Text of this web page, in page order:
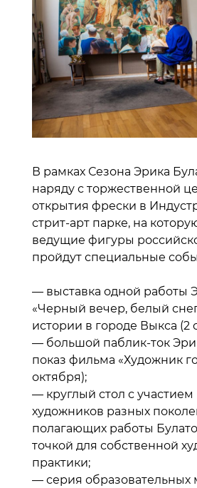
В рамках Сезона Эрика
наряду с торжественной
открытия фрески в
стрит-арт парке, на
ведущие фигуры
пройдут специальные
— выставка одной работы
«Черный вечер, белый
истории в городе Выкса (2
— большой паблик-ток
показ фильма «Художник
октября);
— круглый стол с участием
художников разных
полагающих работы
точкой для собственной
практики;
— серия образовательных